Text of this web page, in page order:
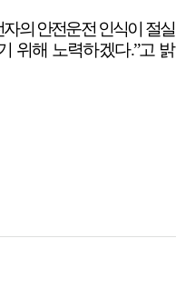
의 안전운전 인식이 절실
위해 노력하겠다.”고 밝